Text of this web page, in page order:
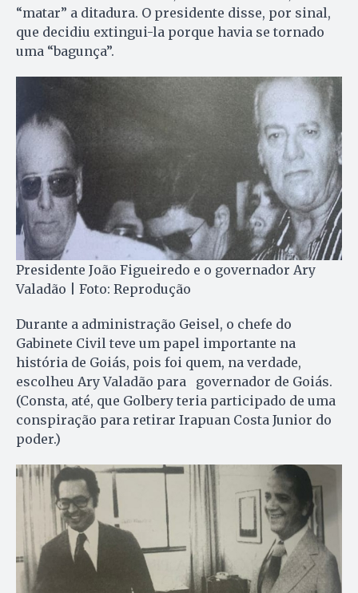
“matar” a ditadura. O presidente disse, por sinal,
que decidiu extingui-la porque havia se tornado
uma “bagunça”.
Presidente João Figueiredo e o governador Ary
Valadão | Foto: Reprodução
Durante a administração Geisel, o chefe do
Gabinete Civil teve um papel importante na
história de Goiás, pois foi quem, na verdade,
escolheu Ary Valadão para governador de Goiás.
(Consta, até, que Golbery teria participado de uma
conspiração para retirar Irapuan Costa Junior do
poder.)